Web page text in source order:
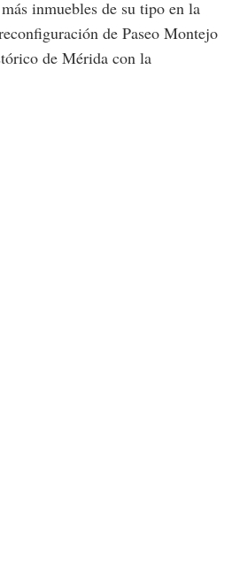
inmuebles de su tipo en la
de Paseo Montejo
de Mérida con la